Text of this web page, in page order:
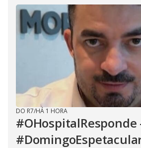
DO R7/HÁ 1 HORA
#OHospitalResponde